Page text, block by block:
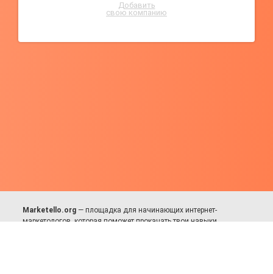
Добавить
свою компанию
Marketello.org — площадка для начинающих интернет-
маркетологов, которая поможет прокачать твои навыки.